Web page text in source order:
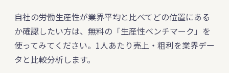
自社の労働生産性が業界平均と比べてどの位置にある
か確認したい方は、無料の「生産性ベンチマーク」を
使ってみてください。1人あたり売上・粗利を業界デー
タと比較分析します。